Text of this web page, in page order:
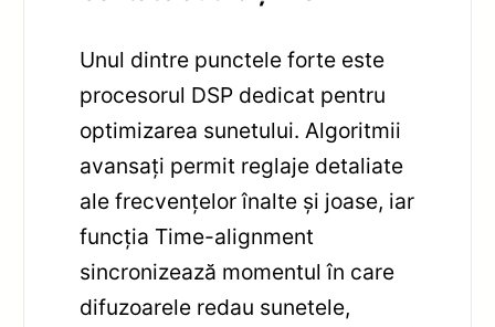
Unul dintre punctele forte este
procesorul DSP dedicat pentru
optimizarea sunetului. Algoritmii
avansați permit reglaje detaliate
ale frecvențelor înalte și joase, iar
funcția Time-alignment
sincronizează momentul în care
difuzoarele redau sunetele,